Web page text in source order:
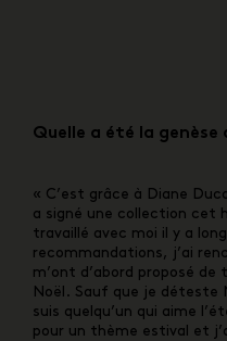
Quelle a été la
« C’est grâce à Diane
a signé une collection cet
travaillé avec moi il y a
recommandations, j’ai
m’ont d’abord proposé
Noël. Sauf que je
suis quelqu’un qui aime
pour un thème estival et